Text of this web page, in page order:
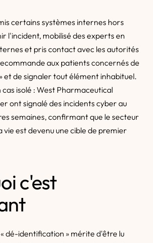
certains systèmes internes hors
l'incident, mobilisé des experts en
et pris contact avec les autorités
aux patients concernés de
et de signaler tout élément inhabituel.
cas isolé : West Pharmaceutical
ont signalé des incidents cyber au
semaines, confirmant que le secteur
vie est devenu une cible de premier
c'est
dé-identification » mérite d'être lu